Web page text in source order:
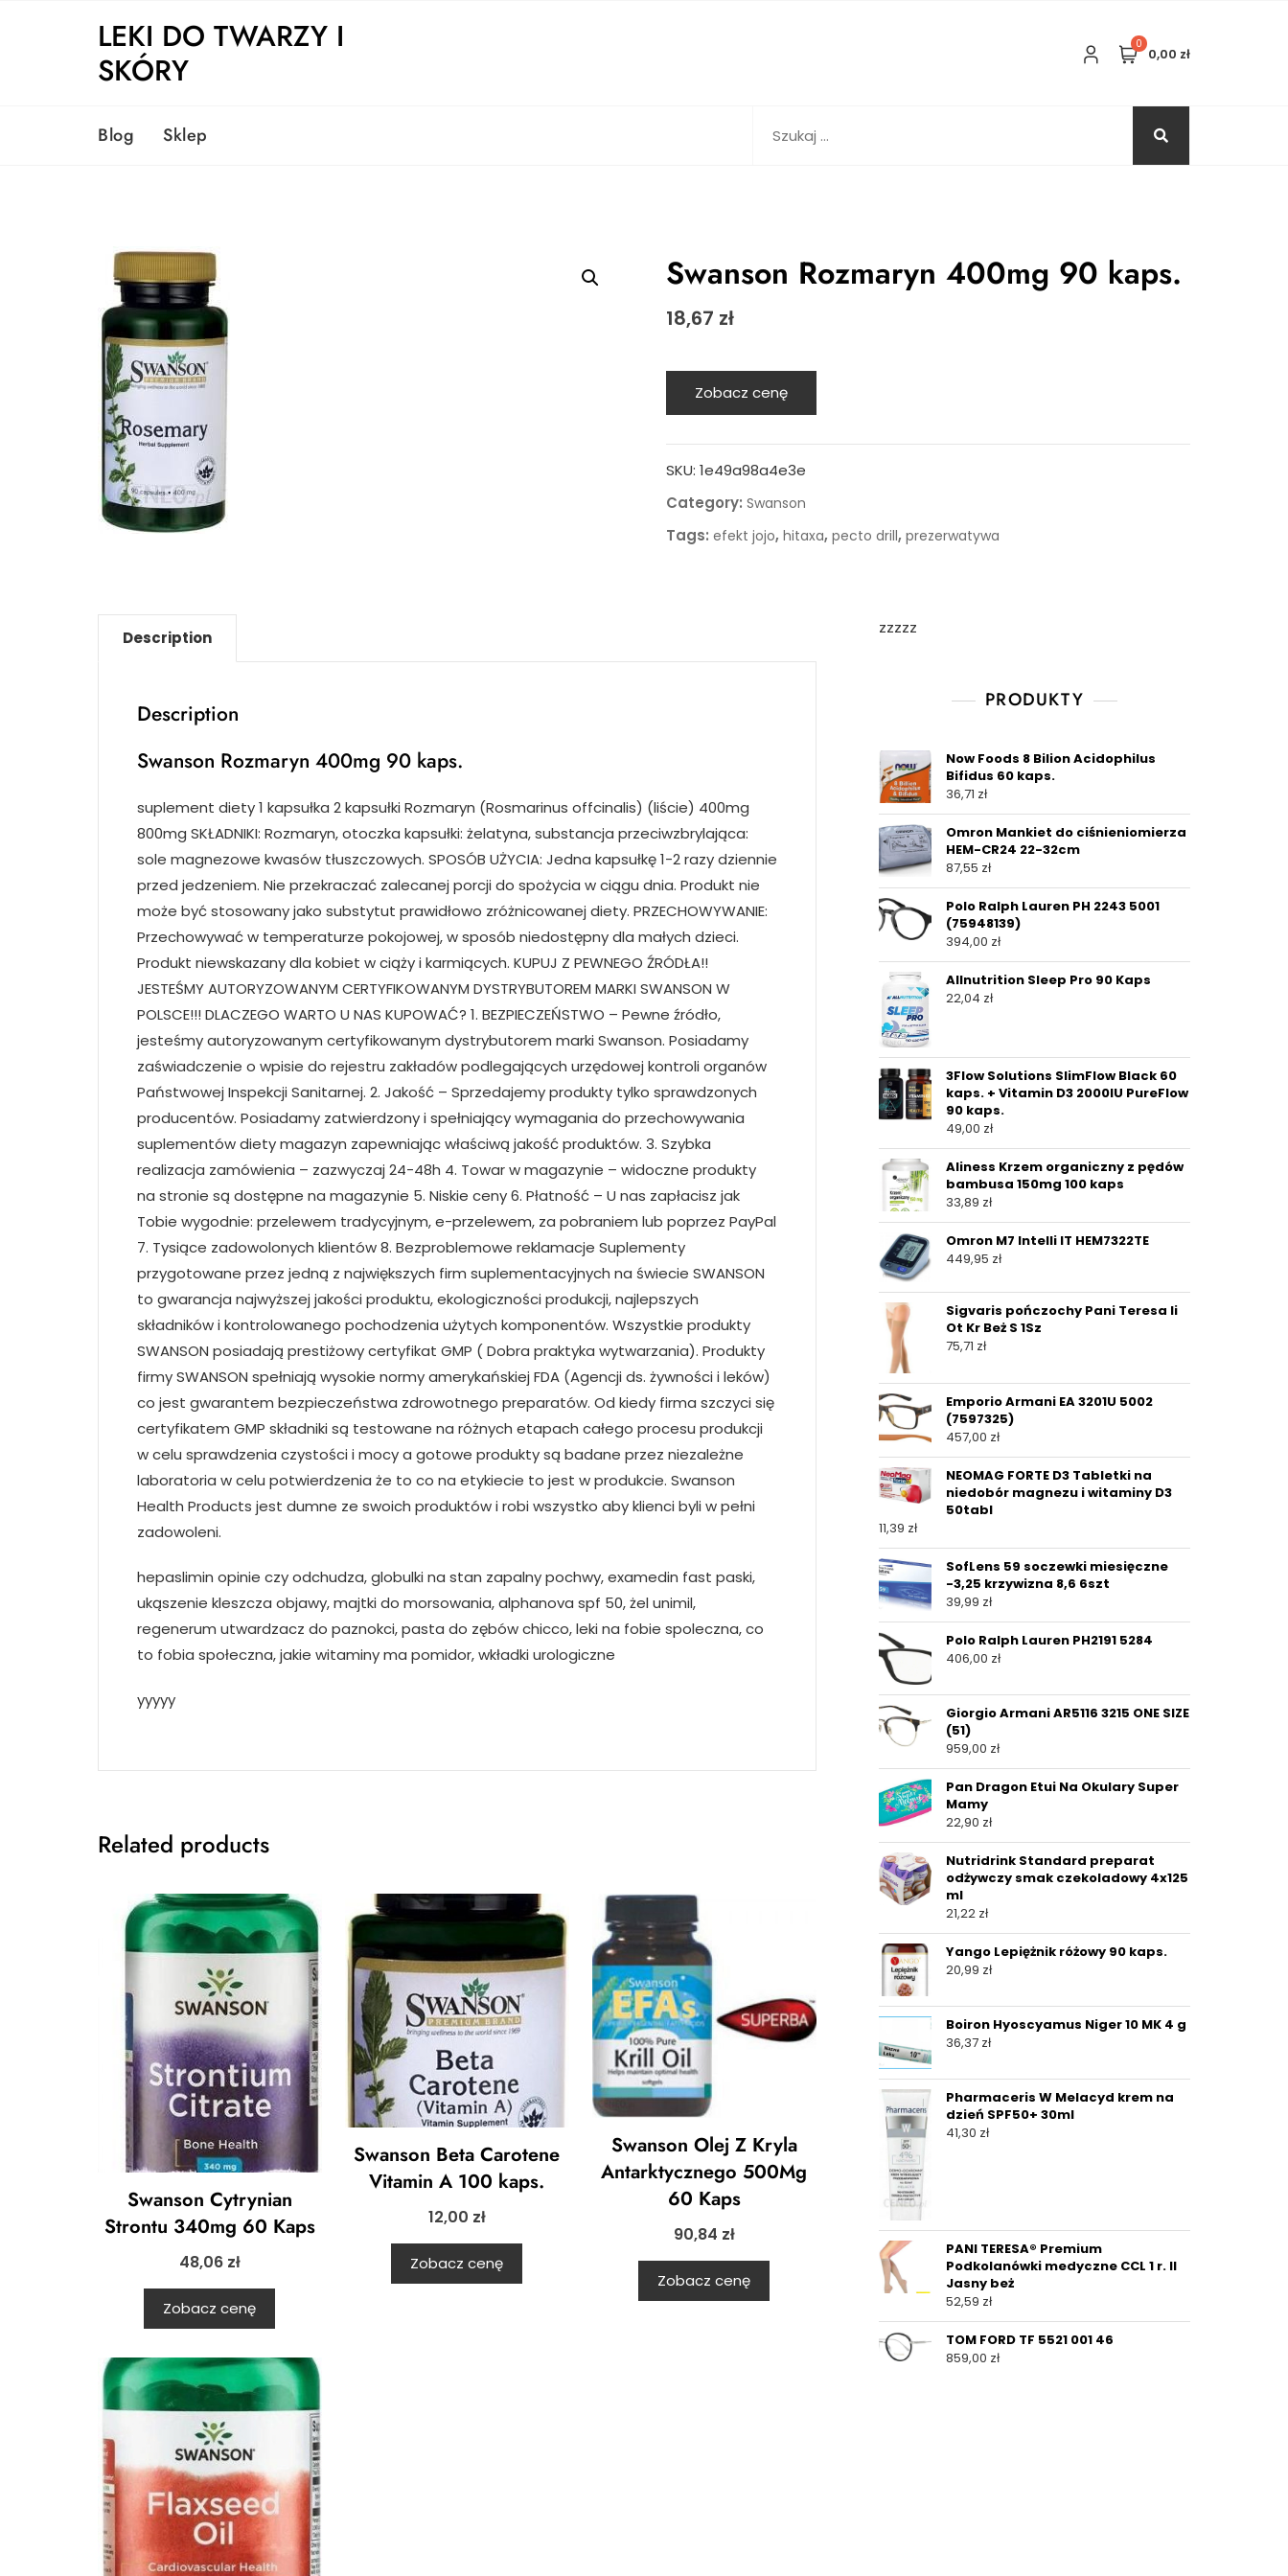
LEKI DO TWARZY I
SKÓRY
0
0,00 zł
Blog Sklep Szukaj:
Swanson Rozmaryn 400mg 90 kaps.
18,67 zł
Zobacz cenę
SKU: 1e49a98a4e3e
Category: Swanson
Tags: efekt jojo, hitaxa, pecto drill, prezerwatywa
Description
Description
Swanson Rozmaryn 400mg 90 kaps.
suplement diety 1 kapsułka 2 kapsułki Rozmaryn (Rosmarinus offcinalis) (liście) 400mg
800mg SKŁADNIKI: Rozmaryn, otoczka kapsułki: żelatyna, substancja przeciwzbrylająca:
sole magnezowe kwasów tłuszczowych. SPOSÓB UŻYCIA: Jedna kapsułkę 1-2 razy dziennie
przed jedzeniem. Nie przekraczać zalecanej porcji do spożycia w ciągu dnia. Produkt nie
może być stosowany jako substytut prawidłowo zróżnicowanej diety. PRZECHOWYWANIE:
Przechowywać w temperaturze pokojowej, w sposób niedostępny dla małych dzieci.
Produkt niewskazany dla kobiet w ciąży i karmiących. KUPUJ Z PEWNEGO ŹRÓDŁA!!
JESTEŚMY AUTORYZOWANYM CERTYFIKOWANYM DYSTRYBUTOREM MARKI SWANSON W
POLSCE!!! DLACZEGO WARTO U NAS KUPOWAĆ? 1. BEZPIECZEŃSTWO – Pewne źródło,
jesteśmy autoryzowanym certyfikowanym dystrybutorem marki Swanson. Posiadamy
zaświadczenie o wpisie do rejestru zakładów podlegających urzędowej kontroli organów
Państwowej Inspekcji Sanitarnej. 2. Jakość – Sprzedajemy produkty tylko sprawdzonych
producentów. Posiadamy zatwierdzony i spełniający wymagania do przechowywania
suplementów diety magazyn zapewniając właściwą jakość produktów. 3. Szybka
realizacja zamówienia – zazwyczaj 24-48h 4. Towar w magazynie – widoczne produkty
na stronie są dostępne na magazynie 5. Niskie ceny 6. Płatność – U nas zapłacisz jak
Tobie wygodnie: przelewem tradycyjnym, e-przelewem, za pobraniem lub poprzez PayPal
7. Tysiące zadowolonych klientów 8. Bezproblemowe reklamacje Suplementy
przygotowane przez jedną z największych firm suplementacyjnych na świecie SWANSON
to gwarancja najwyższej jakości produktu, ekologiczności produkcji, najlepszych
składników i kontrolowanego pochodzenia użytych komponentów. Wszystkie produkty
SWANSON posiadają prestiżowy certyfikat GMP ( Dobra praktyka wytwarzania). Produkty
firmy SWANSON spełniają wysokie normy amerykańskiej FDA (Agencji ds. żywności i leków)
co jest gwarantem bezpieczeństwa zdrowotnego preparatów. Od kiedy firma szczyci się
certyfikatem GMP składniki są testowane na różnych etapach całego procesu produkcji
w celu sprawdzenia czystości i mocy a gotowe produkty są badane przez niezależne
laboratoria w celu potwierdzenia że to co na etykiecie to jest w produkcie. Swanson
Health Products jest dumne ze swoich produktów i robi wszystko aby klienci byli w pełni
zadowoleni.
hepaslimin opinie czy odchudza, globulki na stan zapalny pochwy, examedin fast paski,
ukąszenie kleszcza objawy, majtki do morsowania, alphanova spf 50, żel unimil,
regenerum utwardzacz do paznokci, pasta do zębów chicco, leki na fobie spoleczna, co
to fobia społeczna, jakie witaminy ma pomidor, wkładki urologiczne
yyyyy
Related products
Swanson Cytrynian
Strontu 340mg 60 Kaps
48,06 zł
Zobacz cenę
Swanson Beta Carotene
Vitamin A 100 kaps.
12,00 zł
Zobacz cenę
Swanson Olej Z Kryla
Antarktycznego 500Mg
60 Kaps
90,84 zł
Zobacz cenę
zzzzz
PRODUKTY
Now Foods 8 Bilion Acidophilus
Bifidus 60 kaps.
36,71 zł
Omron Mankiet do ciśnieniomierza
HEM-CR24 22-32cm
87,55 zł
Polo Ralph Lauren PH 2243 5001
(75948139)
394,00 zł
Allnutrition Sleep Pro 90 Kaps
22,04 zł
3Flow Solutions SlimFlow Black 60
kaps. + Vitamin D3 2000IU PureFlow
90 kaps.
49,00 zł
Aliness Krzem organiczny z pędów
bambusa 150mg 100 kaps
33,89 zł
Omron M7 Intelli IT HEM7322TE
449,95 zł
Sigvaris pończochy Pani Teresa Ii
Ot Kr Beż S 1Sz
75,71 zł
Emporio Armani EA 3201U 5002
(7597325)
457,00 zł
NEOMAG FORTE D3 Tabletki na
niedobór magnezu i witaminy D3
50tabl
11,39 zł
SofLens 59 soczewki miesięczne
-3,25 krzywizna 8,6 6szt
39,99 zł
Polo Ralph Lauren PH2191 5284
406,00 zł
Giorgio Armani AR5116 3215 ONE SIZE
(51)
959,00 zł
Pan Dragon Etui Na Okulary Super
Mamy
22,90 zł
Nutridrink Standard preparat
odżywczy smak czekoladowy 4x125
ml
21,22 zł
Yango Lepiężnik różowy 90 kaps.
20,99 zł
Boiron Hyoscyamus Niger 10 MK 4 g
36,37 zł
Pharmaceris W Melacyd krem na
dzień SPF50+ 30ml
41,30 zł
PANI TERESA® Premium
Podkolanówki medyczne CCL 1 r. II
Jasny beż
52,59 zł
TOM FORD TF 5521 001 46
859,00 zł